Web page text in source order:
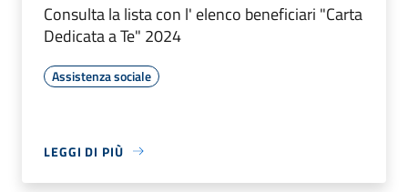
Consulta la lista con l' elenco beneficiari "Carta
Dedicata a Te" 2024
Assistenza sociale
LEGGI DI PIÙ